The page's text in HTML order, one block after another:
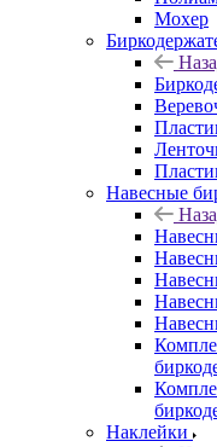
Мохер
Навесные
Наклейки